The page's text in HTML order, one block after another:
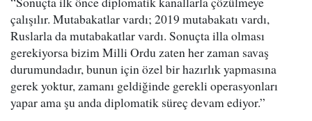
çalışılır. Mutabakatlar vardı; 2019 mutabakatı vardı,
Ruslarla da mutabakatlar vardı. Sonuçta illa olması
gerekiyorsa bizim Milli Ordu zaten her zaman savaş
durumundadır, bunun için özel bir hazırlık yapmasına
gerek yoktur, zamanı geldiğinde gerekli operasyonları
yapar ama şu anda diplomatik süreç devam ediyor.”